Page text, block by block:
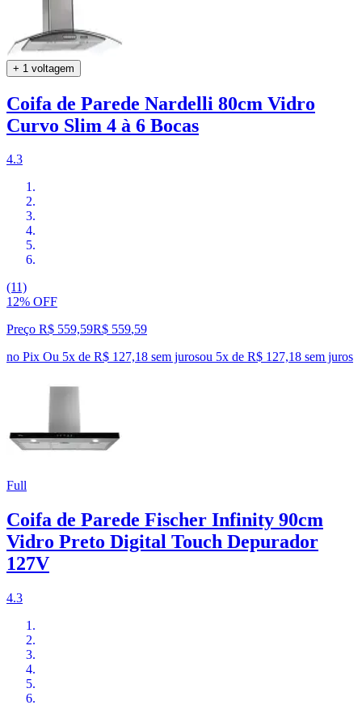
+ 1 voltagem
Coifa de Parede Nardelli 80cm Vidro
Curvo Slim 4 à 6 Bocas
4.3
(11)
12% OFF
Preço R$ 559,59R$ 559,59
no Pix Ou 5x de R$ 127,18 sem jurosou 5x de R$ 127,18 sem juros
Full
Coifa de Parede Fischer Infinity 90cm
Vidro Preto Digital Touch Depurador
127V
4.3